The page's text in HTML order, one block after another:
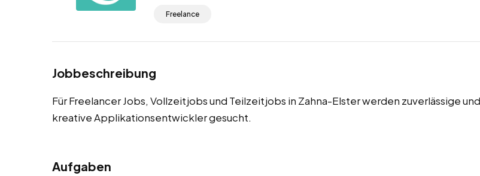
Freelance
Jobbeschreibung
Für Freelancer Jobs, Vollzeitjobs und Teilzeitjobs in Zahna-Elster werden zuverlässige und
kreative Applikationsentwickler gesucht.
Aufgaben